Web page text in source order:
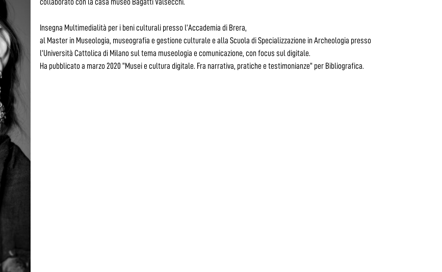
collaborato con la casa museo Bagatti Valsecchi.
Insegna Multimedialità per i beni culturali presso l’Accademia di Brera,
al Master in Museologia, museografia e gestione culturale e alla Scuola di Specializzazione in Archeologia presso
l’Università Cattolica di Milano sul tema museologia e comunicazione, con focus sul digitale.
Ha pubblicato a marzo 2020 “Musei e cultura digitale. Fra narrativa, pratiche e testimonianze” per Bibliografica.